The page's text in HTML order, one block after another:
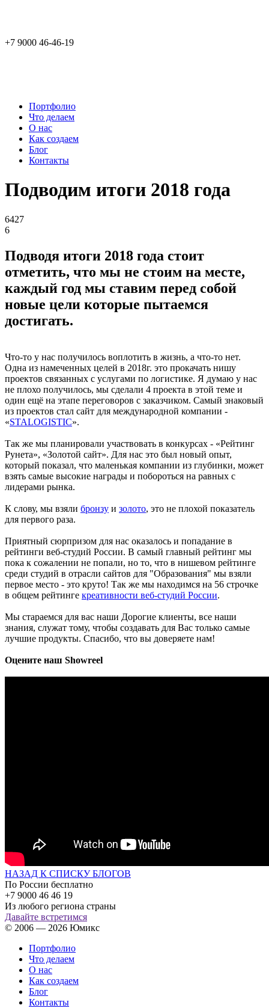
+7 9000 46-46-19
Портфолио
Что делаем
О нас
Как создаем
Блог
Контакты
Подводим итоги 2018 года
6427
6
Подводя итоги 2018 года стоит
отметить, что мы не стоим на месте,
каждый год мы ставим перед собой
новые цели которые пытаемся
достигать.
Что-то у нас получилось воплотить в жизнь, а что-то нет.
Одна из намеченных целей в 2018г. это прокачать нишу
проектов связанных с услугами по логистике. Я думаю у нас
не плохо получилось, мы сделали 4 проекта в этой теме и
один ещё на этапе переговоров с заказчиком. Самый знаковый
из проектов стал сайт для международной компании -
«STALOGISTIC».
Так же мы планировали участвовать в конкурсах - «Рейтинг
Рунета», «Золотой сайт». Для нас это был новый опыт,
который показал, что маленькая компании из глубинки, может
взять самые высокие награды и побороться на равных с
лидерами рынка.
К слову, мы взяли бронзу и золото, это не плохой показатель
для первого раза.
Приятный сюрпризом для нас оказалось и попадание в
рейтинги веб-студий России. В самый главный рейтинг мы
пока к сожалении не попали, но то, что в нишевом рейтинге
среди студий в отрасли сайтов для "Образования" мы взяли
первое место - это круто! Так же мы находимся на 56 строчке
в общем рейтинге креативности веб-студий России.
Мы стараемся для вас наши Дорогие клиенты, все наши
знания, служат тому, чтобы создавать для Вас только самые
лучшие продукты. Спасибо, что вы доверяете нам!
Оцените наш Showreel
НАЗАД К СПИСКУ БЛОГОВ
По России бесплатно
+7 9000 46 46 19
Из любого региона страны
Давайте встретимся
© 2006 — 2026 Юмикс
Портфолио
Что делаем
О нас
Как создаем
Блог
Контакты